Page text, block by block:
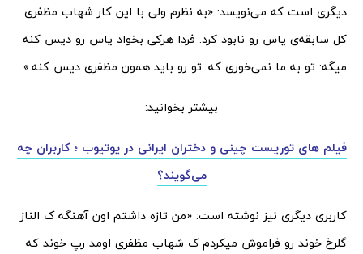
دیگری است که می‌نویسد: «به نظرم ولی با این کار شهاب مظفری
کل سابقه‌ی یاس رو نابود کرد. فردا هرکی بخواد یاس رو دیس کنه
میگه: تو به ما نمی‌خوری که. تو رو باید همون مظفری دیس کنه.»
بیشتر بخوانید:
فیلم های توریست چینی و دختران ایرانی در یوتیوب ؛ کاربران چه
می‌گویند؟
کاربری دیگری نیز نوشته است: «من تازه داشتم اون آهنگه ک الناز
گلرخ خوند رو فراموش میکردم ک شهاب مظفری اومد رپ خوند که